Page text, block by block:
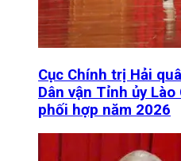
Cục Chính trị Hải
Dân vận Tỉnh ủy
phối hợp năm 2026